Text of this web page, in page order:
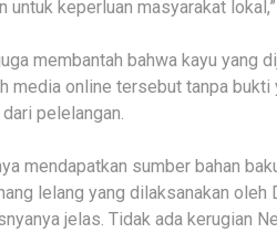
untuk keperluan masyarakat
membantah bahwa kayu yang
media online tersebut tanpa
pelelangan.
mendapatkan sumber bahan
lelang yang dilaksanakan
jelas. Tidak ada kerugian